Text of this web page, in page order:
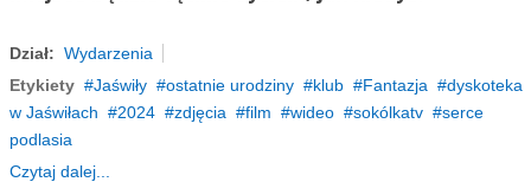
Dział: Wydarzenia
Etykiety
Jaświły ostatnie urodziny klub Fantazja
dyskoteka
w Jaświłach
2024 zdjęcia film wideo sokólkatv
serce
podlasia
Czytaj dalej...